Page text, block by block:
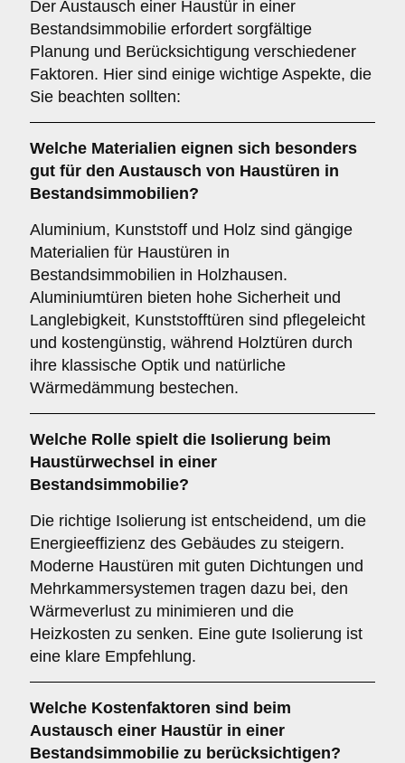
Der Austausch einer Haustür in einer
Bestandsimmobilie erfordert sorgfältige
Planung und Berücksichtigung verschiedener
Faktoren. Hier sind einige wichtige Aspekte, die
Sie beachten sollten:
Welche Materialien eignen sich besonders
gut für den Austausch von Haustüren in
Bestandsimmobilien?
Aluminium, Kunststoff und Holz sind gängige
Materialien für Haustüren in
Bestandsimmobilien in Holzhausen.
Aluminiumtüren bieten hohe Sicherheit und
Langlebigkeit, Kunststofftüren sind pflegeleicht
und kostengünstig, während Holztüren durch
ihre klassische Optik und natürliche
Wärmedämmung bestechen.
Welche Rolle spielt die Isolierung beim
Haustürwechsel in einer
Bestandsimmobilie?
Die richtige Isolierung ist entscheidend, um die
Energieeffizienz des Gebäudes zu steigern.
Moderne Haustüren mit guten Dichtungen und
Mehrkammersystemen tragen dazu bei, den
Wärmeverlust zu minimieren und die
Heizkosten zu senken. Eine gute Isolierung ist
eine klare Empfehlung.
Welche Kostenfaktoren sind beim
Austausch einer Haustür in einer
Bestandsimmobilie zu berücksichtigen?